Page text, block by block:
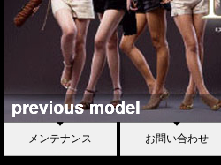
メンテナンス お問い合わせ